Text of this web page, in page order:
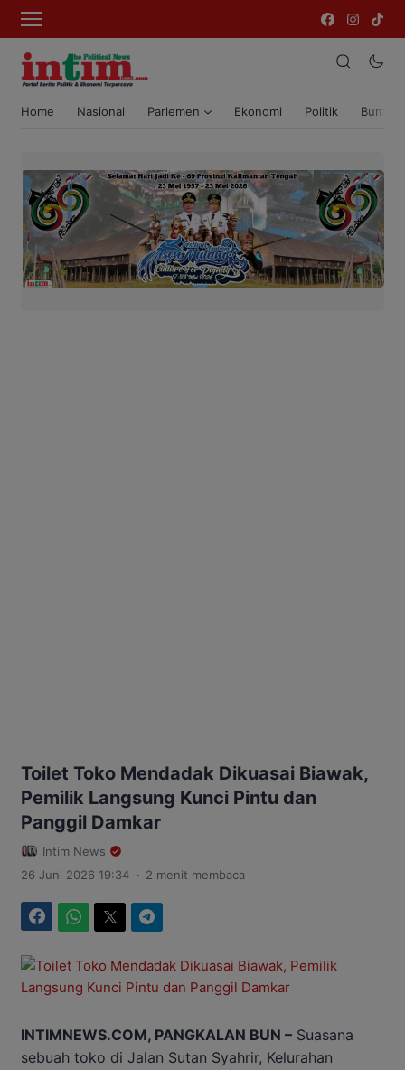
Home Nasional Parlemen Ekonomi Politik Bumi
Toilet Toko Mendadak Dikuasai Biawak,
Pemilik Langsung Kunci Pintu dan
Panggil Damkar
Intim News
26 Juni 2026 19:34 . 2 menit membaca
INTIMNEWS.COM, PANGKALAN BUN – Suasana
sebuah toko di Jalan Sutan Syahrir, Kelurahan